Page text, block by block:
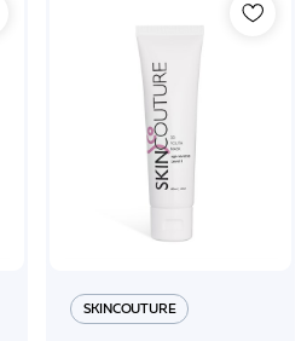
SKINCOUTURE